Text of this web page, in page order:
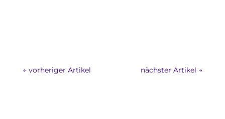
← vorheriger Artikel nächster Artikel →